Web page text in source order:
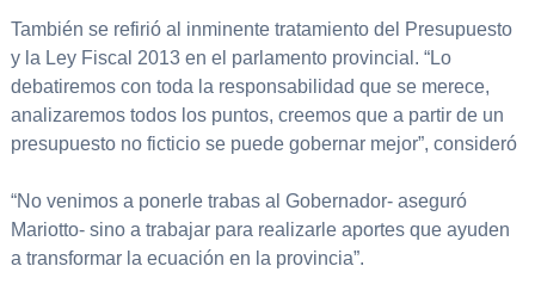
También se refirió al inminente tratamiento del Presupuesto
y la Ley Fiscal 2013 en el parlamento provincial. “Lo
debatiremos con toda la responsabilidad que se merece,
analizaremos todos los puntos, creemos que a partir de un
presupuesto no ficticio se puede gobernar mejor”, consideró
“No venimos a ponerle trabas al Gobernador- aseguró
Mariotto- sino a trabajar para realizarle aportes que ayuden
a transformar la ecuación en la provincia”.